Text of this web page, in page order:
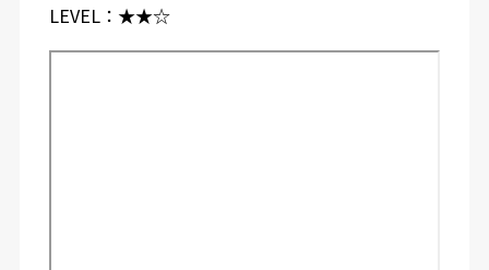
LEVEL： ★★☆